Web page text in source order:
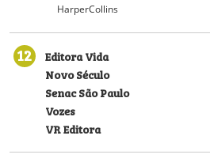
HarperCollins
12
Editora Vida
Novo Século
Senac São Paulo
Vozes
VR Editora